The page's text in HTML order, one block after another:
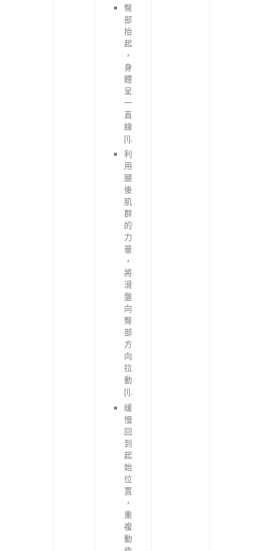
臀
部
抬
起
，
身
體
呈
一
直
線
[i].
利
用
腿
後
肌
群
的
力
量
，
將
滑
盤
向
臀
部
方
向
拉
動
[i].
緩
慢
回
到
起
始
位
置
，
重
複
動